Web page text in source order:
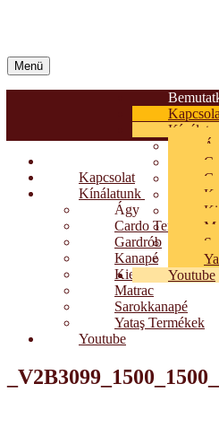
Menü
Youtube
Bemutatkozó
Kapcsolat
Kínálatunk
Ágy
Cardo Termékek
Gardrób
Kanapé
Kiegészítők
Matrac
Sarokkanapé
Yataş Termékek
Youtube